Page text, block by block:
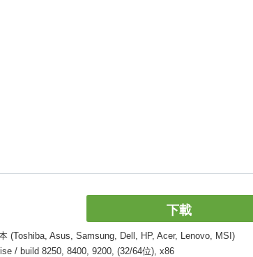
下載
(Toshiba, Asus, Samsung, Dell, HP, Acer, Lenovo, MSI)
/ build 8250, 8400, 9200, (32/64位), x86